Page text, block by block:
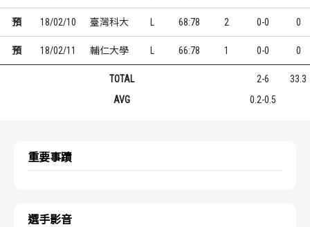
預 18/02/10 臺灣科大 68:78 2 0-0 0
預 18/02/11 輔仁大學 66:78 1 0-0 0
TOTAL 2-6
33.3
AVG
0.2-0.5
重要事蹟
選手影音